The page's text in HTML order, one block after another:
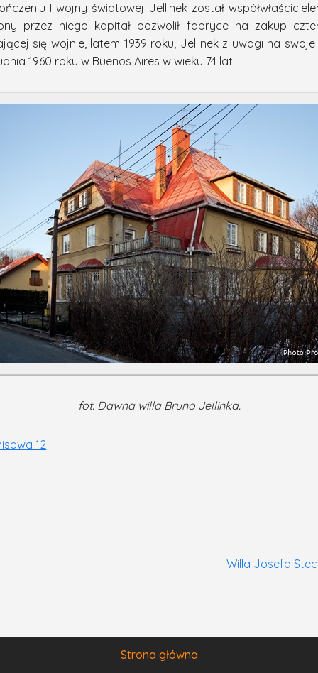
I wojny światowej Jellinek został
przez niego kapitał pozwolił fabryce na zakup
się wojnie, latem 1939 roku, Jellinek z uwagi na
1960 roku w Buenos Aires w wieku 74 lat.
fot. Dawna willa Bruno Jellinka.
12
Willa Josefa
Strona główna